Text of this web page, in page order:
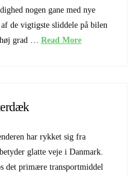
nogen gane med nye
de vigtigste sliddele på bilen
grad … Read More
har rykket sig fra
glatte veje i Danmark.
det primære transportmiddel